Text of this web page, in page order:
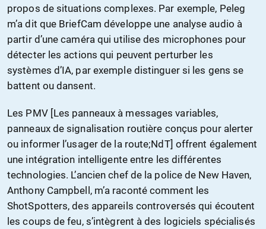
propos de situations complexes. Par exemple, Peleg
m’a dit que BriefCam développe une analyse audio à
partir d’une caméra qui utilise des microphones pour
détecter les actions qui peuvent perturber les
systèmes d’IA, par exemple distinguer si les gens se
battent ou dansent.
Les PMV [Les panneaux à messages variables,
panneaux de signalisation routière conçus pour alerter
ou informer l’usager de la route;NdT] offrent également
une intégration intelligente entre les différentes
technologies. L’ancien chef de la police de New Haven,
Anthony Campbell, m’a raconté comment les
ShotSpotters, des appareils controversés qui écoutent
les coups de feu, s’intègrent à des logiciels spécialisés